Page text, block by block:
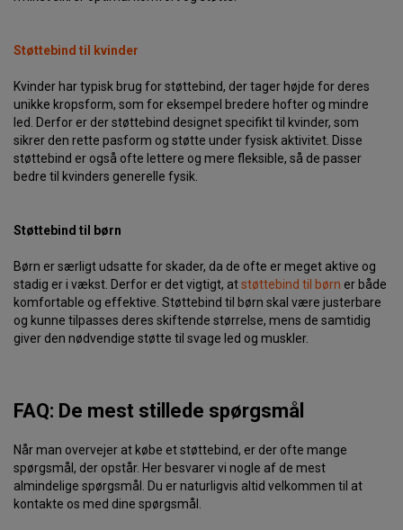
Støttebind til kvinder
Kvinder har typisk brug for støttebind, der tager højde for deres
unikke kropsform, som for eksempel bredere hofter og mindre
led. Derfor er der støttebind designet specifikt til kvinder, som
sikrer den rette pasform og støtte under fysisk aktivitet. Disse
støttebind er også ofte lettere og mere fleksible, så de passer
bedre til kvinders generelle fysik.
Støttebind til børn
Børn er særligt udsatte for skader, da de ofte er meget aktive og
stadig er i vækst. Derfor er det vigtigt, atstøttebind til børn er både
komfortable og effektive. Støttebind til børn skal være justerbare
og kunne tilpasses deres skiftende størrelse, mens de samtidig
giver den nødvendige støtte til svage led og muskler.
FAQ: De mest stillede spørgsmål
Når man overvejer at købe et støttebind, er der ofte mange
spørgsmål, der opstår. Her besvarer vi nogle af de mest
almindelige spørgsmål. Du er naturligvis altid velkommen til at
kontakte os med dine spørgsmål.